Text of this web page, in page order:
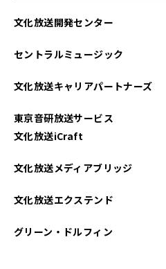
2022年12月
2022年11月
2022年10月
文化放送開発センター
セントラルミュージック
文化放送キャリアパートナーズ
東京音研放送サービス
文化放送iCraft
文化放送メディアブリッジ
文化放送エクステンド
グリーン・ドルフィン